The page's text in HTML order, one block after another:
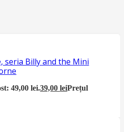
seria Billy and the Mini
49,00 lei.39,00leiPrețul